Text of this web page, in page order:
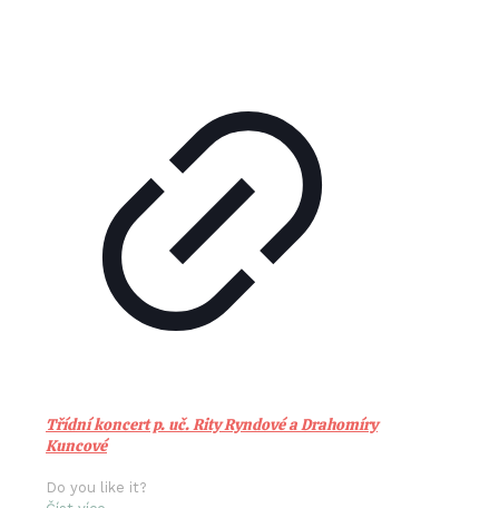
Třídní koncert p. uč. Rity Ryndové a Drahomíry
Kuncové
Do you like it?